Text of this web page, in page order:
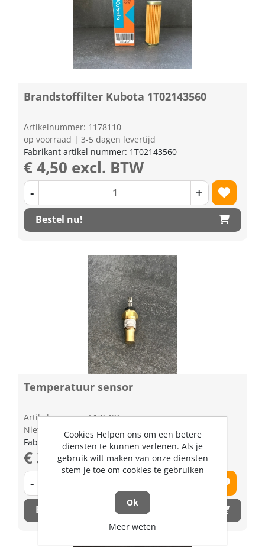
Brandstoffilter Kubota 1T02143560
Artikelnummer: 1178110
op voorraad | 3-5 dagen levertijd
Fabrikant artikel nummer: 1T02143560
€ 4,50 excl. BTW
- +
Bestel nu!
Temperatuur sensor
Artikelnummer: 1176421
Niet op voorraad
Fabrikant artikel nummer: 1J00283040
€ 31,73 excl. BTW
-
Bestel nu!
Cookies Helpen ons om een betere
diensten te kunnen verlenen. Als je
gebruik wilt maken van onze diensten
stem je toe om cookies te gebruiken
Ok
Meer weten